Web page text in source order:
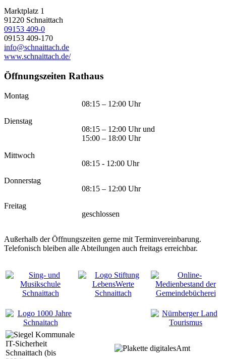
Marktplatz 1
91220 Schnaittach
09153 409-0
09153 409-170
info@schnaittach.de
www.schnaittach.de/
Öffnungszeiten Rathaus
Montag
08:15 – 12:00 Uhr
Dienstag
08:15 – 12:00 Uhr und
15:00 – 18:00 Uhr
Mittwoch
08:15 - 12:00 Uhr
Donnerstag
08:15 – 12:00 Uhr
Freitag
geschlossen
Außerhalb der Öffnungszeiten gerne mit Terminvereinbarung.
Telefonisch bleiben alle Abteilungen auch freitags erreichbar.